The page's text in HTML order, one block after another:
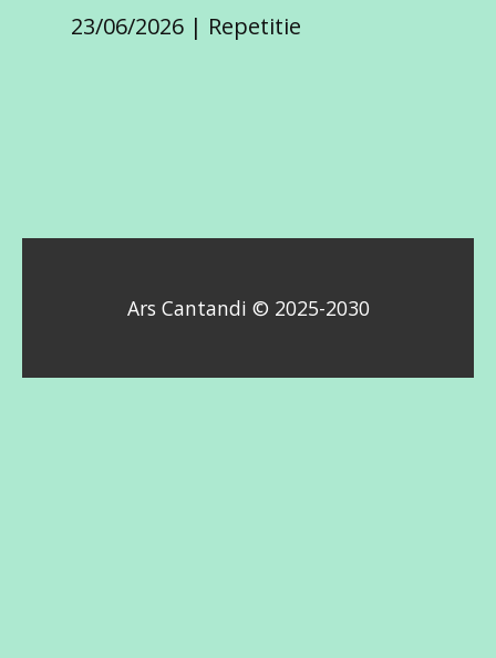
23/06/2026 Repetitie
Ars Cantandi © 2025-2030